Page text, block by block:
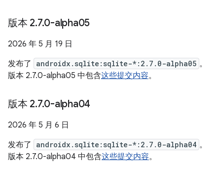
版本 2.7.0-alpha05
2026 年 5 月 19 日
发布了
androidx.sqlite:sqlite-*:2.7.0-alpha05 。
版本 2.7.0-alpha05 中包含这些提交内容。
版本 2.7.0-alpha04
2026 年 5 月 6 日
发布了
androidx.sqlite:sqlite-*:2.7.0-alpha04 。
版本 2.7.0-alpha04 中包含这些提交内容。